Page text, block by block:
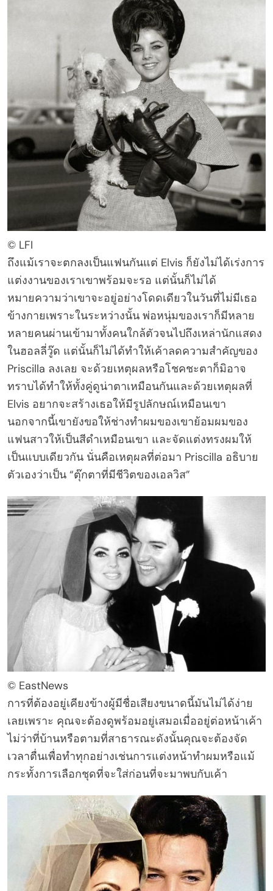
© LFI
ถึงแม้เราจะตกลงเป็นแฟนกันแต่ Elvis ก็ยังไม่ได้เร่งการ
แต่งงานของเราเขาพร้อมจะรอ แต่นั้นก็ไม่ได้
หมายความว่าเขาจะอยู่อย่างโดดเดียวในวันที่ไม่มีเธอ
ข้างกายเพราะในระหว่างนั้น พ่อหนุ่มของเราก็มีหลาย
หลายคนผ่านเข้ามาทั้งคนใกล้ตัวจนไปถึงเหล่านักแสดง
ในฮอลลี่วู๊ด แต่นั้นก็ไม่ได้ทำให้เค้าลดความสำคัญของ
Priscilla ลงเลย จะด้วยเหตุผลหรือโชคชะตาก็มิอาจ
ทราบได้ทำให้ทั้งคู่ดูน่าตาเหมือนกันและด้วยเหตุผลที่
Elvis อยากจะสร้างเธอให้มีรูปลักษณ์เหมือนเขา
นอกจากนี้เขายังขอให้ช่างทำผมของเขาย้อมผมของ
แฟนสาวให้เป็นสีดำเหมือนเขา และจัดแต่งทรงผมให้
เป็นแบบเดียวกัน นั่นคือเหตุผลที่ต่อมา Priscilla อธิบาย
ตัวเองว่าเป็น “ตุ๊กตาที่มีชีวิตของเอลวิส”
© EastNews
การที่ต้องอยู่เคียงข้างผู้มีชื่อเสียงขนาดนี้มันไม่ได้ง่าย
เลยเพราะ คุณจะต้องดูพร้อมอยู่เสมอเมื่ออยู่ต่อหน้าเค้า
ไม่ว่าที่บ้านหรือตามที่สาธารณะดังนั้นคุณจะต้องจัด
เวลาตื่นเพื่อทำทุกอย่างเช่นการแต่งหน้าทำผมหรือแม้
กระทั้งการเลือกชุดที่จะใส่ก่อนที่จะมาพบกับเค้า